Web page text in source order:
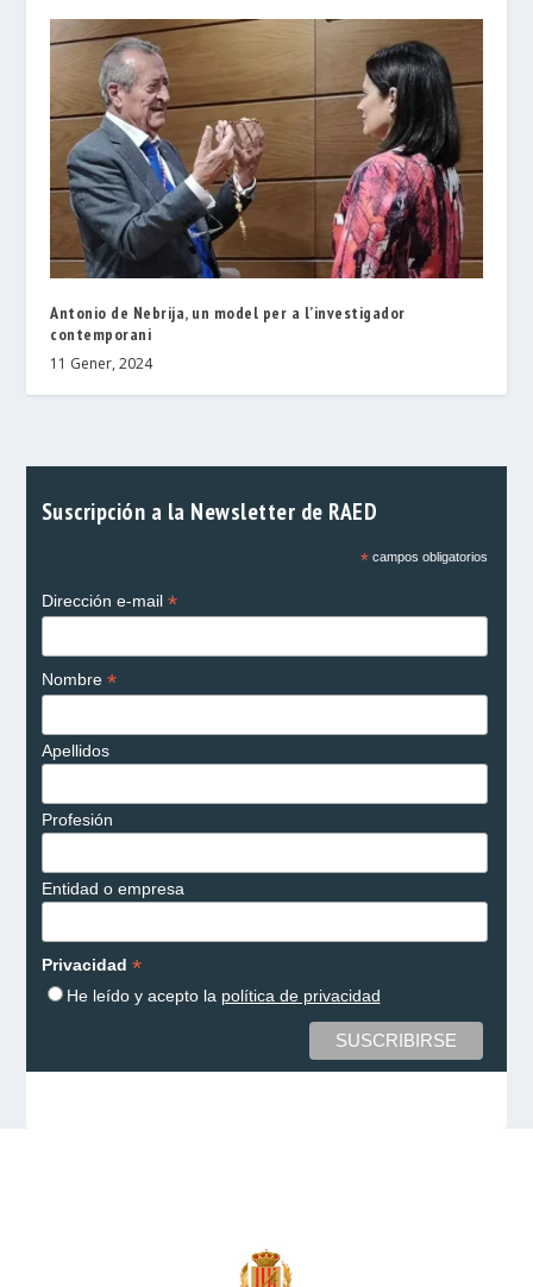
Antonio de Nebrija, un model per a l’investigador
contemporani
11 Gener, 2024
Suscripción a la Newsletter de RAED
*campos obligatorios
Dirección e-mail *
Nombre *
Apellidos
Profesión
Entidad o empresa
Privacidad *
He leído y acepto la política de privacidad